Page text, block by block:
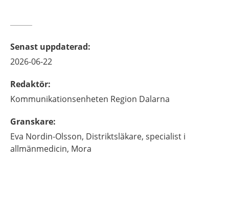
Senast uppdaterad:
2026-06-22
Redaktör:
Kommunikationsenheten Region Dalarna
Granskare:
Eva Nordin-Olsson, Distriktsläkare, specialist i
allmänmedicin, Mora